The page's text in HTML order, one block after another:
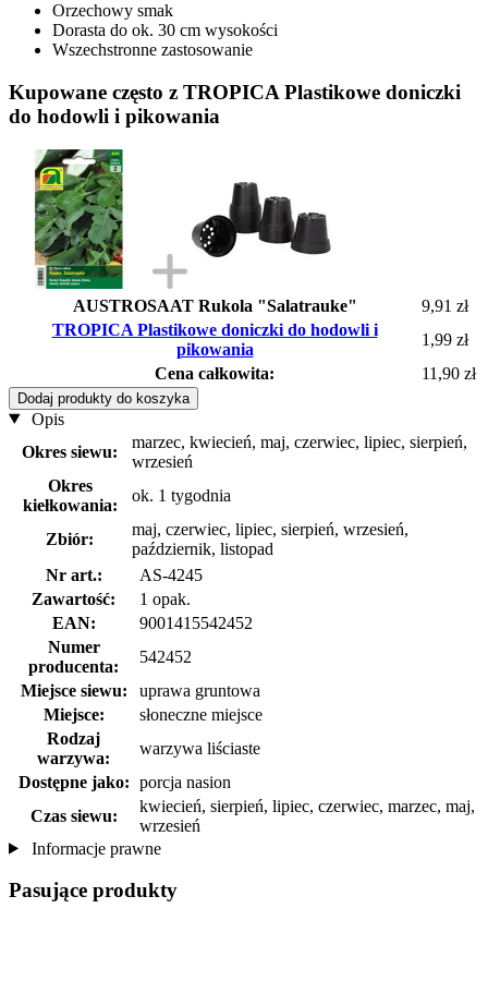
Orzechowy smak
Dorasta do ok. 30 cm wysokości
Wszechstronne zastosowanie
Kupowane często z TROPICA Plastikowe doniczki
do hodowli i pikowania
AUSTROSAAT Rukola "Salatrauke"
9,91 zł
TROPICA Plastikowe doniczki do hodowli i
pikowania
1,99 zł
Cena całkowita:
11,90 zł
Dodaj produkty do koszyka
Opis
Okres siewu:
marzec, kwiecień, maj, czerwiec, lipiec, sierpień,
wrzesień
Okres
kiełkowania:
ok. 1 tygodnia
Zbiór:
maj, czerwiec, lipiec, sierpień, wrzesień,
październik, listopad
Nr art.:
AS-4245
Zawartość:
1 opak.
EAN:
9001415542452
Numer
producenta:
542452
Miejsce siewu:
uprawa gruntowa
Miejsce:
słoneczne miejsce
Rodzaj
warzywa:
warzywa liściaste
Dostępne jako: porcja nasion
Czas siewu:
kwiecień, sierpień, lipiec, czerwiec, marzec, maj,
wrzesień
Informacje prawne
Pasujące produkty